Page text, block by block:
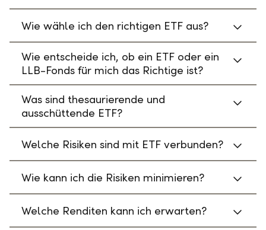
Wie wähle ich den richtigen ETF aus?
Wie entscheide ich, ob ein ETF oder ein
LLB-Fonds für mich das Richtige ist?
Was sind thesaurierende und
ausschüttende ETF?
Welche Risiken sind mit ETF verbunden?
Wie kann ich die Risiken minimieren?
Welche Renditen kann ich erwarten?